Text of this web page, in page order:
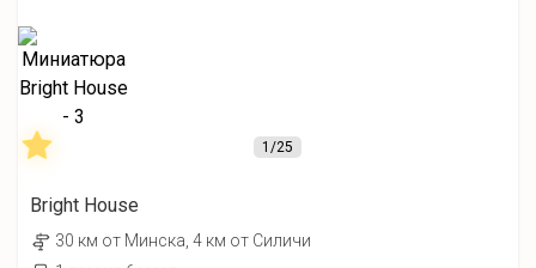
1/25
Bright House
30 км от Минска, 4 км от Силичи